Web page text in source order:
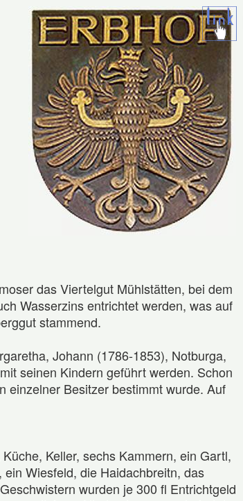
das Viertelgut Mühlstätten, bei dem
Wasserzins entrichtet werden, was auf
stammend.
Johann (1786-1853), Notburga,
seinen Kindern geführt werden. Schon
einzelner Besitzer bestimmt wurde. Auf
Keller, sechs Kammern, ein Gartl,
Wiesfeld, die Haidachbreitn, das
wurden je 300 fl Entrichtgeld